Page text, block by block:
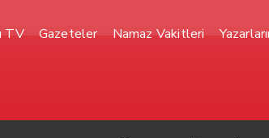
TV Gazeteler Namaz Vakitleri